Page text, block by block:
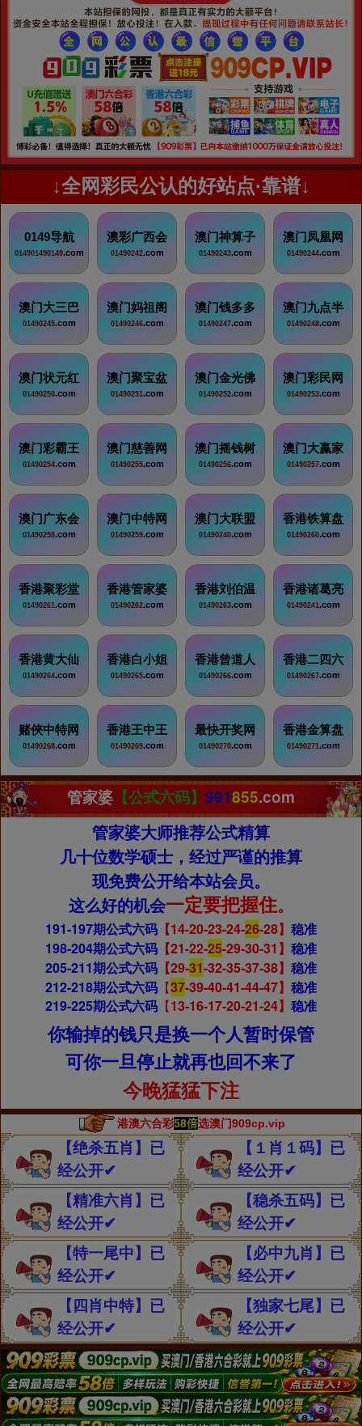
↓全网彩民公认的好站点·靠谱↓
0149导航
014901490149.com
澳彩广西会
01490242.com
澳门神算子
01490243.com
澳门凤凰网
01490244.com
澳门大三巴
01490245.com
澳门妈祖阁
01490246.com
澳门钱多多
01490247.com
澳门九点半
01490248.com
澳门状元红
01490250.com
澳门聚宝盆
01490251 .com
澳门金光佛
01490252.com
澳门彩民网
01490253.com
澳门彩霸王
01490254.com
澳门慈善网
01490255.com
澳门摇钱树
01490256.com
澳门大蠃家
01490257.com
澳门广东会
01490258.com
澳门中特网
01490259.com
澳门大联盟
01490240.com
香港铁算盘
01490260.com
香港聚彩堂
01490261 .com
香港管家婆
01490262.com
香港刘伯温
01490263.com
香港诸葛亮
01490241 .com
香港黄大仙
01490264.com
香港白小姐
01490265.com
香港曾道人
01490266.com
香港二四六
01490267.com
赌俠中特网
01490268.com
香港王中王
01490269.com
最快开奖网
01490270.com
香港金算盘
01490271 .com
管家婆 【公式六码】 991855.com
管家婆大师推荐公式精算
几十位数学硕士，经过严谨的推算
现免费公开给本站会员。
这么好的机会一定要把握住。
191-197期公式六码 【14-20-23-24-26-28】 稳准
198-204期公式六码 【21-22-25-29-30-31 】 稳准
205-211期公式六码 【29-31-32-35-37-38】 稳准
212-218期公式六码 【37-39-40-41-44-47】 稳准
219-225期公式六码 【13-16-17-20-21-24】 稳准
你输掉的钱只是换一个人暂时保管
可你一旦停止就再也回不来了
今晚猛猛下注
港澳六合彩58倍选澳门909cp.vip
【绝杀五肖】已
经公开✔
【１肖１码】已
经公开✔
【精准六肖】已
经公开✔
【稳杀五码】已
经公开✔
【特一尾中】已
经公开✔
【必中九肖】已
经公开✔
【四肖中特】已
经公开✔
【独家七尾】已
经公开✔